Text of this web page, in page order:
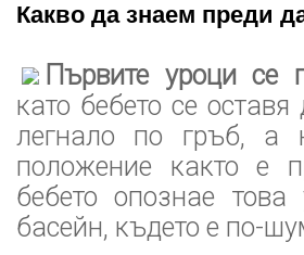
Какво да знаем преди
Първите уроци се
като бебето се
легнало по гръб, а
положение както е
бебето опознае
басейн, където е по-